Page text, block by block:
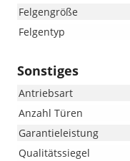
Felgengröße
Felgentyp
Sonstiges
Antriebsart
Anzahl Türen
Garantieleistung
Qualitätssiegel